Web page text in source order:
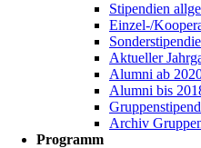
Stipendien
Einzel-/
Aktueller
Alumni ab
Alumni bis
Archiv
Programm